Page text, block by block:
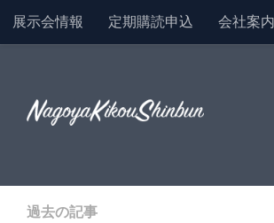
コンテンツへスキップ
展示会情報 定期購読申込 会社案内
過去の記事